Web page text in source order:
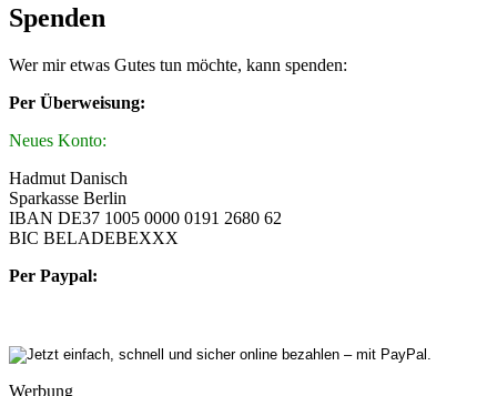
Spenden
Wer mir etwas Gutes tun möchte, kann spenden:
Per Überweisung:
Neues Konto:
Hadmut Danisch
Sparkasse Berlin
IBAN DE37 1005 0000 0191 2680 62
BIC BELADEBEXXX
Per Paypal:
Werbung